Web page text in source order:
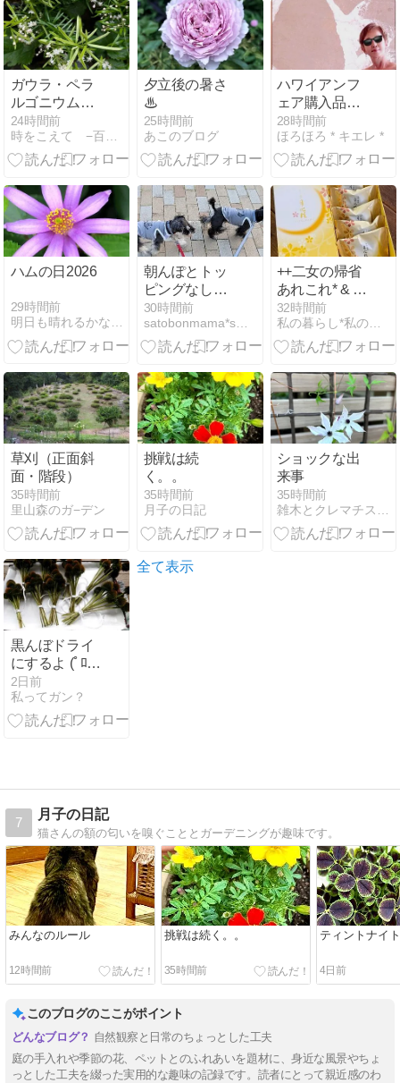
ガウラ・ペラ
ルゴニウム・
アスパラガス
スプレンゲリ
ー・ヤブミョ
24時間前
時をこえて −百年の庭ー
夕立後の暑さ
♨
25時間前
あこのブログ
ハワイアンフ
ェア購入品を
纏い、ブラン
チへ
28時間前
ほろほろ * キエレ *
ハムの日2026
29時間前
明日も晴れるかな？だって自転車通勤なんだもの
朝んぽとトッ
ピングなしの
ゴハン
は・・・。
30時間前
satobonmama*s factory
++二女の帰省
あれこれ* & バ
ーベキューを
しました*++
32時間前
私の暮らし*私のおうち*2
草刈（正面斜
面・階段）
35時間前
里山森のガ−デン
挑戦は続
く。。
35時間前
月子の日記
ショックな出
来事
35時間前
雑木とクレマチスの小さな庭
黒んぼドライ
にするよ (ﾟﾛﾟ;)
ｴｪｯ!?
2日前
私ってガン？
全て表示
7
月子の日記
猫さんの額の匂いを嗅ぐこととガーデニングが趣味です。
みんなのルール
12時間前
挑戦は続く。。
35時間前
ティントナイ
4日前
このブログのここがポイント
自然観察と日常のちょっとした工夫
庭の手入れや季節の花、ペットとのふれあいを題材に、身近な風景やちょ
っとした工夫を綴った実用的な趣味の記録です。読者にとって親近感のわ